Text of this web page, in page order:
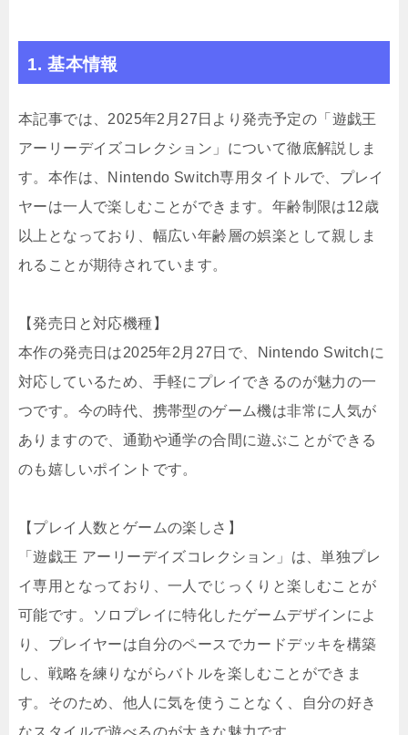
1. 基本情報
本記事では、2025年2月27日より発売予定の「遊戯王
アーリーデイズコレクション」について徹底解説しま
す。本作は、Nintendo Switch専用タイトルで、プレイ
ヤーは一人で楽しむことができます。年齢制限は12歳
以上となっており、幅広い年齢層の娯楽として親しま
れることが期待されています。
【発売日と対応機種】
本作の発売日は2025年2月27日で、Nintendo Switchに
対応しているため、手軽にプレイできるのが魅力の一
つです。今の時代、携帯型のゲーム機は非常に人気が
ありますので、通勤や通学の合間に遊ぶことができる
のも嬉しいポイントです。
【プレイ人数とゲームの楽しさ】
「遊戯王 アーリーデイズコレクション」は、単独プレ
イ専用となっており、一人でじっくりと楽しむことが
可能です。ソロプレイに特化したゲームデザインによ
り、プレイヤーは自分のペースでカードデッキを構築
し、戦略を練りながらバトルを楽しむことができま
す。そのため、他人に気を使うことなく、自分の好き
なスタイルで遊べるのが大きな魅力です。